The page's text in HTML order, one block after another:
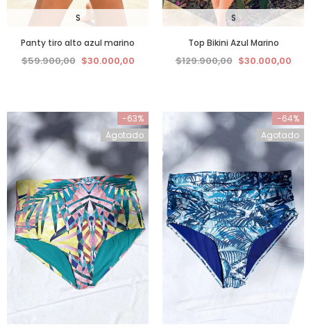
S
Panty tiro alto azul marino
$59.900,00 $30.000,00
S
Top Bikini Azul Marino
$129.900,00 $30.000,00
-63%
Agotado
-64%
Agotado